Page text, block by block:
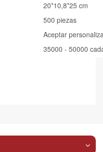
20*10,8*25 cm
500 piezas
Aceptar
35000 - 50000